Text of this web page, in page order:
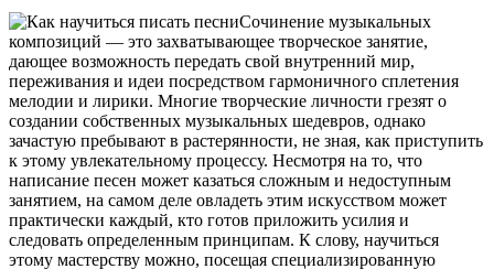
Сочинение музыкальных
композиций — это захватывающее творческое занятие,
дающее возможность передать свой внутренний мир,
переживания и идеи посредством гармоничного сплетения
мелодии и лирики. Многие творческие личности грезят о
создании собственных музыкальных шедевров, однако
зачастую пребывают в растерянности, не зная, как приступить
к этому увлекательному процессу. Несмотря на то, что
написание песен может казаться сложным и недоступным
занятием, на самом деле овладеть этим искусством может
практически каждый, кто готов приложить усилия и
следовать определенным принципам. К слову, научиться
этому мастерству можно, посещая специализированную